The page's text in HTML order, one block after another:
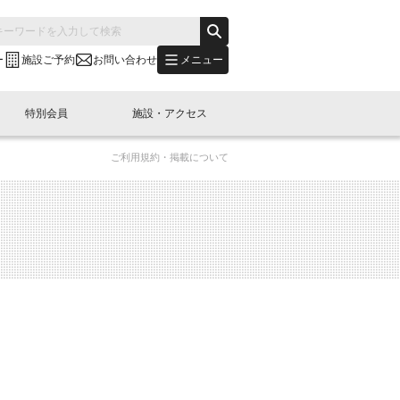
施設ご予約 お問い合わせ メニュー
別会員開催
展・参加
"LINK-BioBAY TOKYO"？
(News Letter)
コラム
ュース・事業紹介
ベント
LINK-J WEST
容
本橋エリアについて
特別会員
し込み
施設・アクセス
予約
ご利用規約・掲載について